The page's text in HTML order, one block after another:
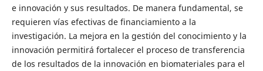
e innovación y sus resultados. De manera fundamental, se
requieren vías efectivas de financiamiento a la
investigación. La mejora en la gestión del conocimiento y la
innovación permitirá fortalecer el proceso de transferencia
de los resultados de la innovación en biomateriales para el